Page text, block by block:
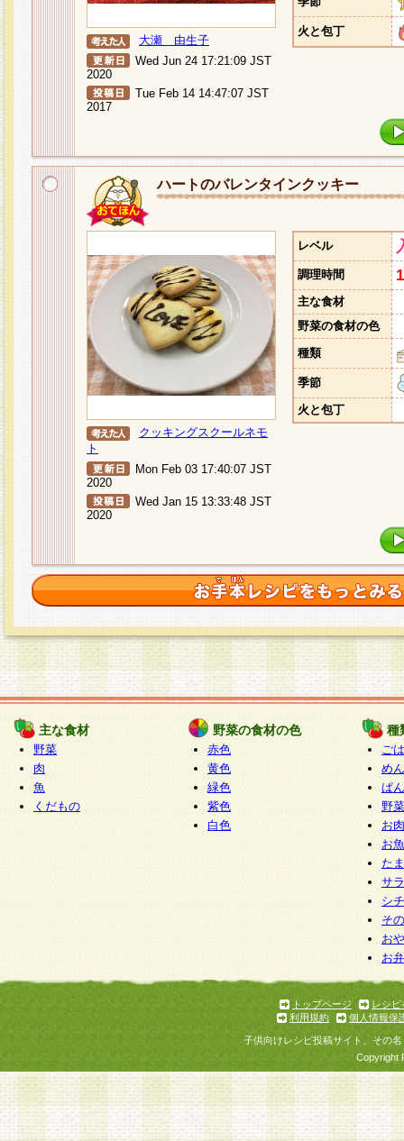
大瀬 由生子
Wed Jun 24 17:21:09 JST
2020
Tue Feb 14 14:47:07 JST
2017
火と包丁
ハートのバレンタインクッキー
クッキングスクールネモ
ト
Mon Feb 03 17:40:07 JST
2020
Wed Jan 15 13:33:48 JST
2020
レベル
調理時間
主な食材
野菜の食材の色
種類
季節
火と包丁
主な食材
野菜
肉
魚
くだもの
野菜の食材の色
赤色
黄色
緑色
紫色
白色
種
ご
めん
ぱん
野
お
お
た
サ
シ
そ
お
お
トップページ
レシピ
利用規約
個人情報保
子供向けレシピ投稿サイト、その
Copyright